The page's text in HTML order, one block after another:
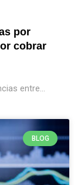
por
cobrar
entre...
BLOG